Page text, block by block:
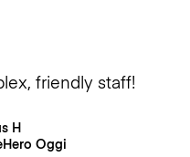
friendly staff!
H
Oggi